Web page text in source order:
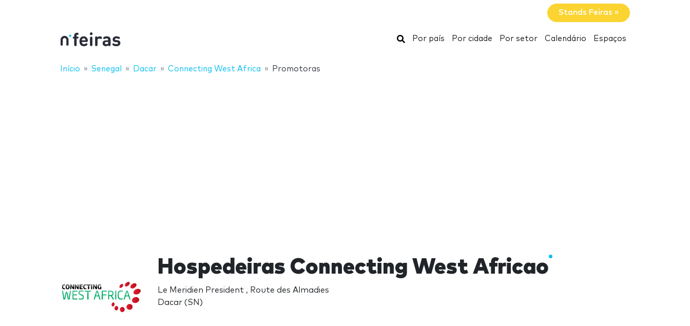
Stands Feiras »
Buscar
Por país Por cidade Por setor Calendário Espaços
Início Senegal Dacar Connecting West Africa Promotoras
Hospedeiras Connecting West Africao
Le Meridien President , Route des Almadies
Dacar (SN)